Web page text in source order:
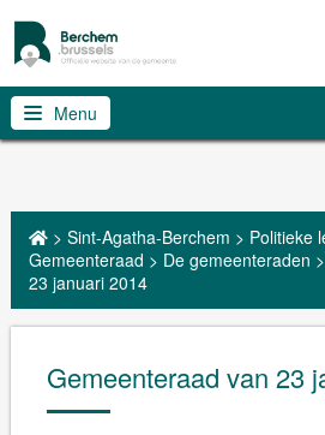
Menu
> Sint-Agatha-Berchem > Politieke
Gemeenteraad > De gemeenteraden >
23 januari 2014
Gemeenteraad van 23